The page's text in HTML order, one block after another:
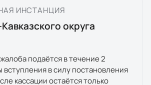
ИНСТАНЦИЯ
округа
подаётся в течение 2
вступления в силу постановления
кассации остаётся только